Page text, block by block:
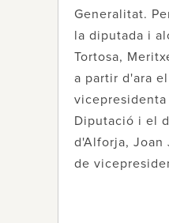
Generalitat.
la diputada i
Tortosa,
a partir d'ara
Diputació i el
d'Alforja, Joan
de